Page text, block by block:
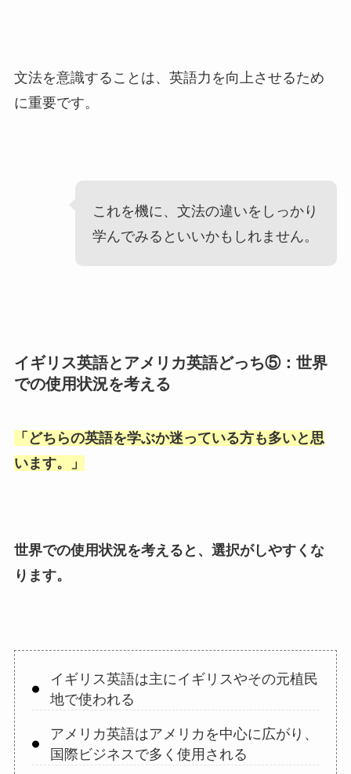
文法を意識することは、英語力を向上させるため
に重要です。
これを機に、文法の違いをしっかり
学んでみるといいかもしれません。
イギリス英語とアメリカ英語どっち⑤：世界
での使用状況を考える
「 どちらの英語を学ぶか迷っている方も多いと思
います。
」
世界での使用状況を考えると、選択がしやすくな
ります。
イギリス英語は主にイギリスやその元植民
地で使われる
アメリカ英語はアメリカを中心に広がり、
国際ビジネスで多く使用される